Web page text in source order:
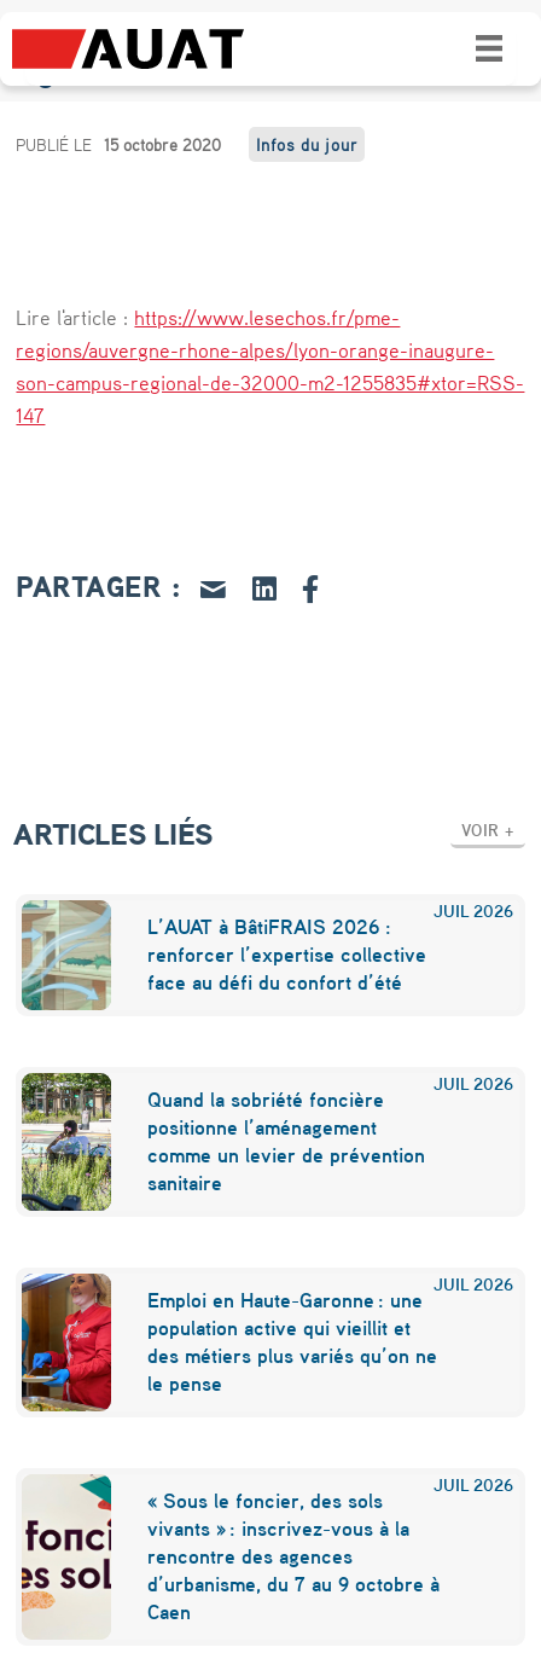
Lyon : Orange inaugure son campus
régional de 32.000 m2
L
:
O
r
a
i
r
s
o
n
a
m
p
u
r
é
g
i
a
l
d
PUBLIÉ LE 15 octobre 2020 Infos du jour
Lire l'article : https://www.lesechos.fr/pme-
regions/auvergne-rhone-alpes/lyon-orange-inaugure-
son-campus-regional-de-32000-m2-1255835#xtor=RSS-
147
PARTAGER :
ARTICLES LIÉS VOIR +
JUIL 2026
L’AUAT à BâtiFRAIS 2026 :
renforcer l’expertise collective
face au défi du confort d’été
JUIL 2026
Quand la sobriété foncière
positionne l’aménagement
comme un levier de prévention
sanitaire
JUIL 2026
Emploi en Haute-Garonne : une
population active qui vieillit et
des métiers plus variés qu’on ne
le pense
JUIL 2026
« Sous le foncier, des sols
vivants » : inscrivez-vous à la
rencontre des agences
d’urbanisme, du 7 au 9 octobre à
Caen